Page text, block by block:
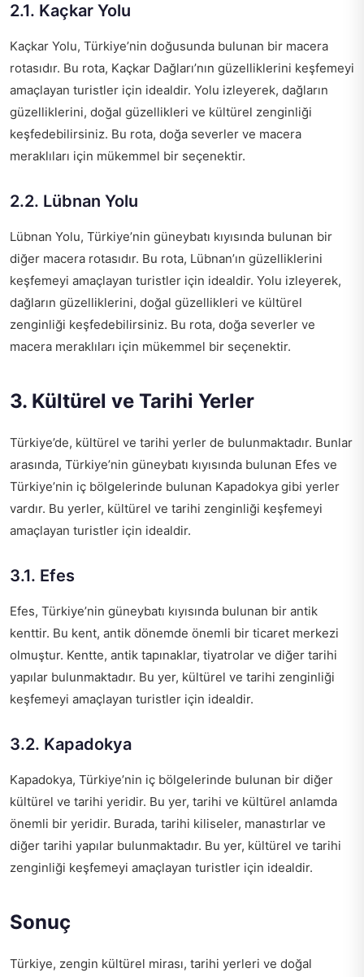
2.1. Kaçkar Yolu
Kaçkar Yolu, Türkiye’nin doğusunda bulunan bir macera
rotasıdır. Bu rota, Kaçkar Dağları’nın güzelliklerini keşfemeyi
amaçlayan turistler için idealdir. Yolu izleyerek, dağların
güzelliklerini, doğal güzellikleri ve kültürel zenginliği
keşfedebilirsiniz. Bu rota, doğa severler ve macera
meraklıları için mükemmel bir seçenektir.
2.2. Lübnan Yolu
Lübnan Yolu, Türkiye’nin güneybatı kıyısında bulunan bir
diğer macera rotasıdır. Bu rota, Lübnan’ın güzelliklerini
keşfemeyi amaçlayan turistler için idealdir. Yolu izleyerek,
dağların güzelliklerini, doğal güzellikleri ve kültürel
zenginliği keşfedebilirsiniz. Bu rota, doğa severler ve
macera meraklıları için mükemmel bir seçenektir.
3. Kültürel ve Tarihi Yerler
Türkiye’de, kültürel ve tarihi yerler de bulunmaktadır. Bunlar
arasında, Türkiye’nin güneybatı kıyısında bulunan Efes ve
Türkiye’nin iç bölgelerinde bulunan Kapadokya gibi yerler
vardır. Bu yerler, kültürel ve tarihi zenginliği keşfemeyi
amaçlayan turistler için idealdir.
3.1. Efes
Efes, Türkiye’nin güneybatı kıyısında bulunan bir antik
kenttir. Bu kent, antik dönemde önemli bir ticaret merkezi
olmuştur. Kentte, antik tapınaklar, tiyatrolar ve diğer tarihi
yapılar bulunmaktadır. Bu yer, kültürel ve tarihi zenginliği
keşfemeyi amaçlayan turistler için idealdir.
3.2. Kapadokya
Kapadokya, Türkiye’nin iç bölgelerinde bulunan bir diğer
kültürel ve tarihi yeridir. Bu yer, tarihi ve kültürel anlamda
önemli bir yeridir. Burada, tarihi kiliseler, manastırlar ve
diğer tarihi yapılar bulunmaktadır. Bu yer, kültürel ve tarihi
zenginliği keşfemeyi amaçlayan turistler için idealdir.
Sonuç
Türkiye, zengin kültürel mirası, tarihi yerleri ve doğal